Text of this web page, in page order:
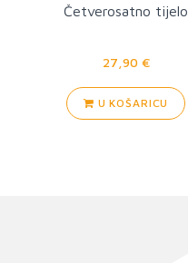
Četverosatno tijelo
27,90 €
U KOŠARICU